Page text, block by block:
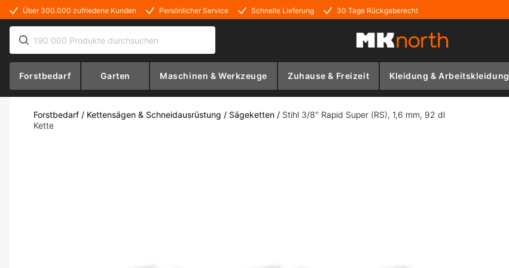
Über 300.000 zufriedene Kunden Persönlicher Service Schnelle Lieferung 30 Tage Rückgaberecht
Forstbedarf Garten Maschinen & Werkzeuge Zuhause & Freizeit Kleidung & Arbeitskleidung
Forstbedarf / Kettensägen & Schneidausrüstung / Sägeketten / Stihl 3/8'' Rapid Super (RS), 1,6 mm, 92 dl
Kette